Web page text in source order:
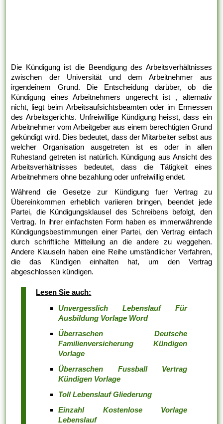
Die Kündigung ist die Beendigung des Arbeitsverhältnisses
zwischen der Universität und dem Arbeitnehmer aus
irgendeinem Grund. Die Entscheidung darüber, ob die
Kündigung eines Arbeitnehmers ungerecht ist , alternativ
nicht, liegt beim Arbeitsaufsichtsbeamten oder im Ermessen
des Arbeitsgerichts. Unfreiwillige Kündigung heisst, dass ein
Arbeitnehmer vom Arbeitgeber aus einem berechtigten Grund
gekündigt wird. Dies bedeutet, dass der Mitarbeiter selbst aus
welcher Organisation ausgetreten ist es oder in allen
Ruhestand getreten ist natürlich. Kündigung aus Ansicht des
Arbeitsverhältnisses bedeutet, dass die Tätigkeit eines
Arbeitnehmers ohne bezahlung oder unfreiwillig endet.
Während die Gesetze zur Kündigung fuer Vertrag zu
Übereinkommen erheblich variieren bringen, beendet jede
Partei, die Kündigungsklausel des Schreibens befolgt, den
Vertrag. In ihrer einfachsten Form haben es immerwährende
Kündigungsbestimmungen einer Partei, den Vertrag einfach
durch schriftliche Mitteilung an die andere zu weggehen.
Andere Klauseln haben eine Reihe umständlicher Verfahren,
die das Kündigen einhalten hat, um den Vertrag
abgeschlossen kündigen.
Lesen Sie auch:
Unvergesslich Lebenslauf Für
Ausbildung Vorlage Word
Überraschen Deutsche
Familienversicherung Kündigen
Vorlage
Überraschen Fussball Vertrag
Kündigen Vorlage
Toll Lebenslauf Gliederung
Einzahl Kostenlose Vorlage
Lebenslauf